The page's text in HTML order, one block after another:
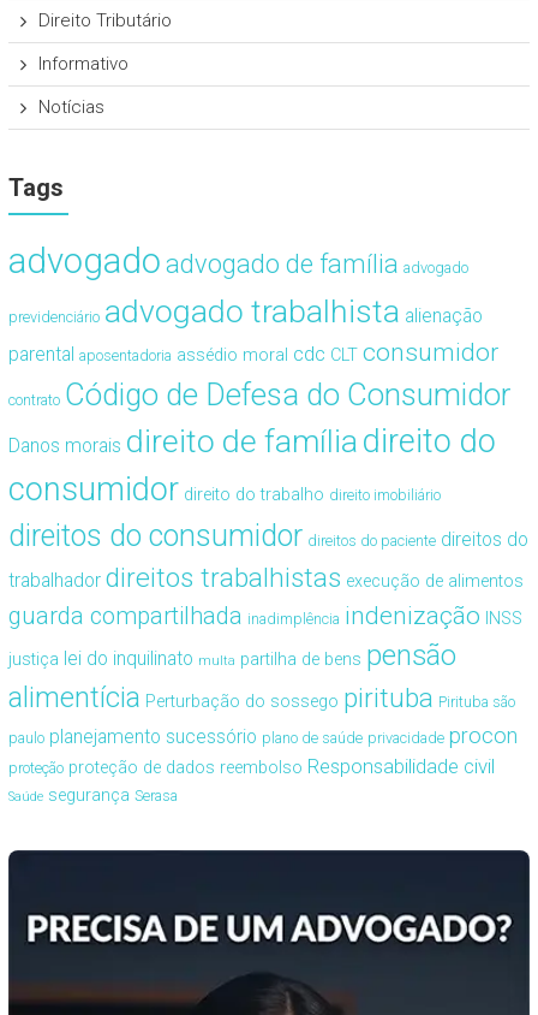
Direito Tributário
Informativo
Notícias
Tags
advogado advogado de família advogado
previdenciário advogado trabalhista alienação
parental aposentadoria assédio moral cdc CLT consumidor
contrato Código de Defesa do Consumidor
Danos morais direito de famíliadireito do
consumidor direito do trabalho direito imobiliário
direitos do consumidor direitos do paciente direitos do
trabalhador direitos trabalhistas execução de alimentos
guarda compartilhada inadimplência indenização INSS
justiça lei do inquilinato multa partilha de bens pensão
alimentícia Perturbação do sossego pirituba Pirituba são
paulo planejamento sucessório plano de saúde privacidade procon
proteção proteção de dados reembolso Responsabilidade civil
Saúde segurança Serasa